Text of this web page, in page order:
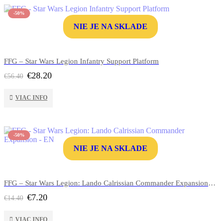
-50%
NIE JE NA SKLADE
FFG – Star Wars Legion Infantry Support Platform
€56.40 Pôvodná
€56.40.
€28.20Aktuálna
VIAC INFO
-50%
NIE JE NA SKLADE
FFG – Star Wars Legion: Lando Calrissian Commander Expansion – EN
€14.40 Pôvodná
bola:
€7.20Aktuálna
VIAC INFO